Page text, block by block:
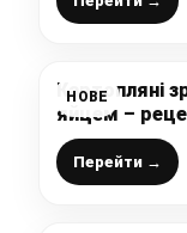
НОВЕ
Картопляні
яйцем –
інгредієнти
виходить
Перейти →